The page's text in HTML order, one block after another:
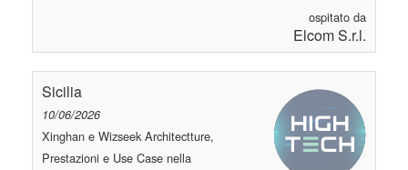
ospitato da
Elcom S.r.l.
Sicilia
10/06/2026
Xinghan e Wizseek Architectture,
Prestazioni e Use Case nella